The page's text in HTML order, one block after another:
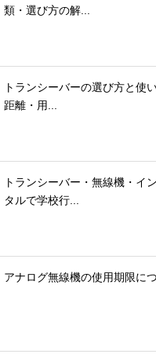
類・選び方の解...
トランシーバーの選び方と使
距離・用...
トランシーバー・無線機・イ
タルで学校行...
アナログ無線機の使用期限に